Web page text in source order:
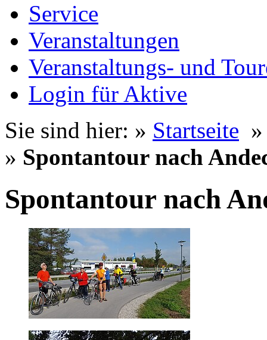
Service
Veranstaltungen
Veranstaltungs- und
Login für Aktive
Sie sind hier: » Startseite
» Spontantour nach
Spontantour nach